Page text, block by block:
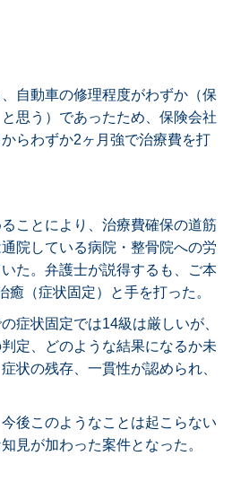
自動車の修理程度がわずか（保
思う）であったため、保険会社
らわずか2ヶ月強で治療費を打
ことにより、治療費確保の道筋
院している病院・整骨院への労
た。弁護士が説得するも、ご本
癒（症状固定）と手を打った。
症状固定では14級は厳しいが、
定、どのような結果になるか未
状の残存、一貫性が認められ、
後このようなことは起こらない
見が加わった案件となった。